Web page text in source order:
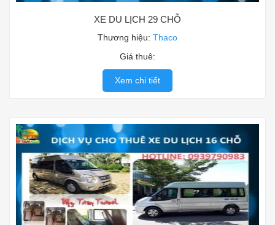
XE DU LỊCH 29 CHỖ
Thương hiệu: Thaco
Giá thuê:
Xem chi tiết